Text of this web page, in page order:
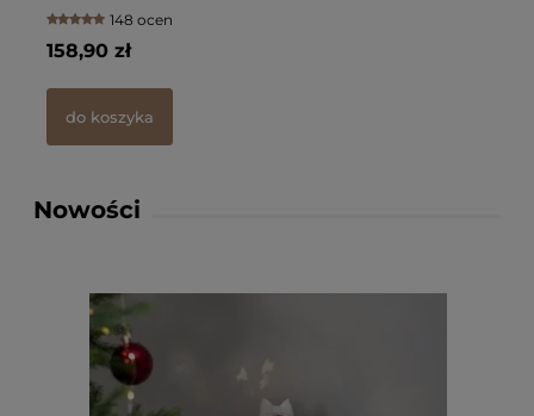
148 ocen
158,90 zł
do koszyka
Nowości